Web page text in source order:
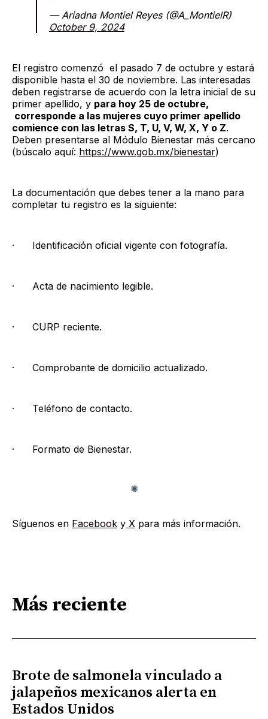
— Ariadna Montiel Reyes (@A_MontielR)
October 9, 2024
El registro comenzó el pasado 7 de octubre y estará
disponible hasta el 30 de noviembre. Las interesadas
deben registrarse de acuerdo con la letra inicial de su
primer apellido, y para hoy 25 de octubre,
corresponde a las mujeres cuyo primer apellido
comience con las letras S, T, U, V, W, X, Y o Z.
Deben presentarse al Módulo Bienestar más cercano
(búscalo aquí: https://www.gob.mx/bienestar)
La documentación que debes tener a la mano para
completar tu registro es la siguiente:
· Identificación oficial vigente con fotografía.
· Acta de nacimiento legible.
· CURP reciente.
· Comprobante de domicilio actualizado.
· Teléfono de contacto.
· Formato de Bienestar.
Síguenos en Facebook y X para más información.
Más reciente
Brote de salmonela vinculado a
jalapeños mexicanos alerta en
Estados Unidos